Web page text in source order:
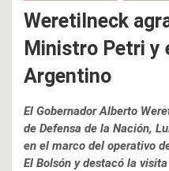
Weretilneck
Ministro Petri y
Argentino
El Gobernador Alberto
de Defensa de la Nación,
en el marco del operativo
El Bolsón y destacó la